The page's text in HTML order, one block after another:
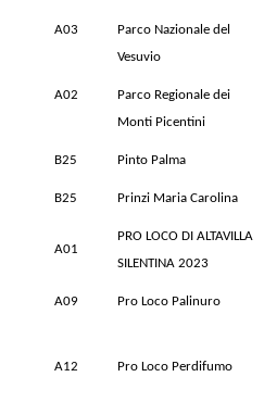
A03
Parco Nazionale del
Vesuvio
A02
Parco Regionale dei
Monti Picentini
B25 Pinto Palma
B25 Prinzi Maria Carolina
A01
PRO LOCO DI ALTAVILLA
SILENTINA 2023
A09 Pro Loco Palinuro
A12 Pro Loco Perdifumo